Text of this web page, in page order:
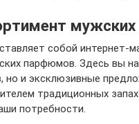
собой
парфюмов. Здесь вы
но и эксклюзивные
традиционных
потребности.